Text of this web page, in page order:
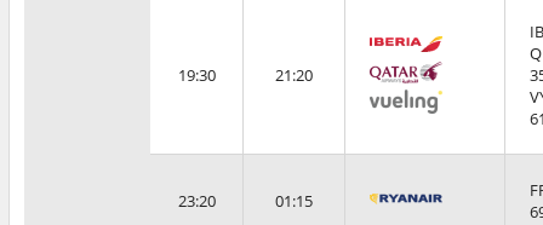
19:30 21:20
23:20 01:15